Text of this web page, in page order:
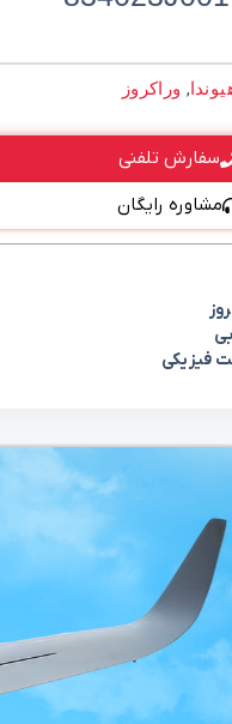
, وراکروز
سفارش تلفنی
مشاوره رایگان
فیزیکی